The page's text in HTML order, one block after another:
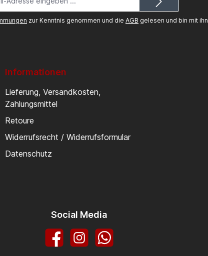
Mail-
Adresse*
zur Kenntnis genommen und die AGB gelesen und bin mit
Informationen
Lieferung, Versandkosten,
Zahlungsmittel
Retoure
Widerrufsrecht / Widerrufsformular
Datenschutz
Social Media
FacebookInstagramWhatsApp